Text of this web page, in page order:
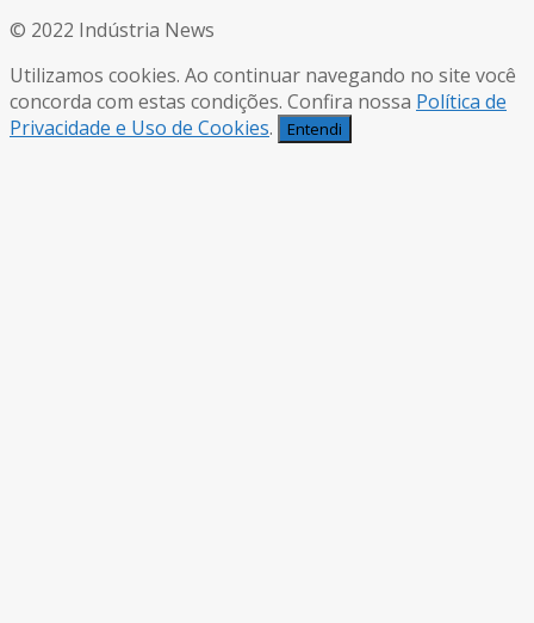
© 2022 Indústria News
Utilizamos cookies. Ao continuar navegando no site você
concorda com estas condições. Confira nossa Política de
Privacidade e Uso de Cookies. Entendi